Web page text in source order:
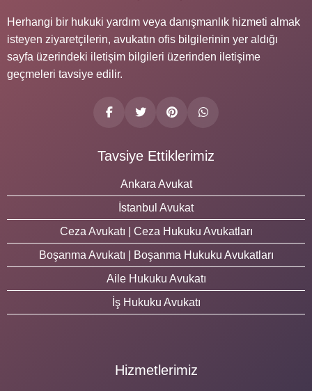
Herhangi bir hukuki yardım veya danışmanlık hizmeti almak
isteyen ziyaretçilerin, avukatın ofis bilgilerinin yer aldığı
sayfa üzerindeki iletişim bilgileri üzerinden iletişime
geçmeleri tavsiye edilir.
Tavsiye Ettiklerimiz
Ankara Avukat
İstanbul Avukat
Ceza Avukatı | Ceza Hukuku Avukatları
Boşanma Avukatı | Boşanma Hukuku Avukatları
Aile Hukuku Avukatı
İş Hukuku Avukatı
Hizmetlerimiz